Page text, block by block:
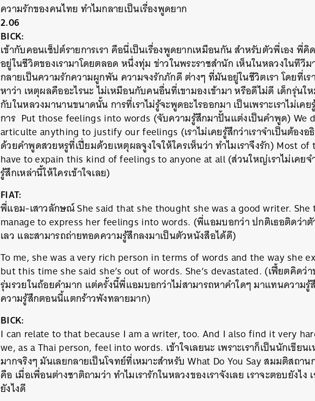
ความรักของคนไทย ทำไมกลายเป็นเรื่องพูดยาก
2.06
BICK:
เข้ากับคอนเซ็ปต์รายการเรา คือนี่เป็นเรื่องพูดยากเหมือนกัน สำหรับตัวพี่เอง พี่คิ
อยู่ในชีวิตของเรามาโดยตลอด หนึ่งทุ่ม ข่าวในพระราชสำนัก เห็นในหลวงในทีวี
กลายเป็นความรักความผูกพัน ความจงรักภักดี ต่างๆ ที่มันอยู่ในชีวิตเรา โดยที่เ
หาว่า เหตุผลคืออะไรนะ ไม่เหมือนกับคนอื่นที่เขามองเข้ามา หรือดีไม่ดี เด็กรุ่น
กับในหลวงมานานขนาดนั้น การที่เราไม่รู้จะพูดอะไรออกมา เป็นเพราะเราไม่เค
การ Put those feelings into words (จับความรู้สึกมาปั้นแต่งเป็นคำพูด) ​We
articulte anything to justify our feelings (เราไม่เคยรู้สึกว่าเราจำเป็นต้องอ
ด้วยคำพูดสวยหรูที่เปี่ยมด้วยเหตุผลจูงใจให้ใครเห็นว่า ทำไมเราจึงรัก) Most
have to expain this kind of feelings to anyone at all (ส่วนใหญ่เราไม่เคย
รู้สึกเหล่านี้ให้ใครเข้าใจเลย)
FIAT:
พี่แอม-เสาวลักษณ์ She said that she thought she was a good writer.
manage to express her feelings into words. (พี่แอมบอกว่า ปกติเธอติดว่าตั
เลว และสามารถถ่ายทอดความรู้สึกลงมาเป็นตัวหนังสือได้ดี)
To me, she was a very rich person in terms of words and the way she
but this time she said she’s out of words. She’s devastated. (เฟี้ยตคิด
รุ่มรวยในถ้อยคำมาก แต่ครั้งนี้พี่แอมบอกว่าไม่สามารถหาคำใดๆ มาแทนความรู้
ความรู้สึกตอนนี้แตกร้าวพังทลายมาก)
BICK:
I can relate to that because I am a writer, too. And I also find it very
we, as a Thai person, feel into words. เข้าใจเลยนะ เพราะเราก็เป็นนักเขีย
มากจริงๆ มันเลยกลายเป็นโจทย์ที่เหมาะสำหรับ What Do You Say สมมติสถาน
คือ เมื่อเพื่อนต่างชาติถามว่า ทำไมเรารักในหลวงของเราจังเลย เราจะตอบยังไง
ยังไงดี
ค้นหา